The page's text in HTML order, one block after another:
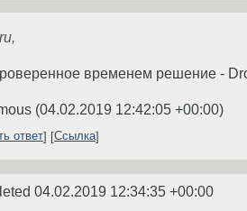
временем решение -
(04.02.2019 12:42:05 +00:00)
ответ Ссылка
04.02.2019 12:34:35 +00:00